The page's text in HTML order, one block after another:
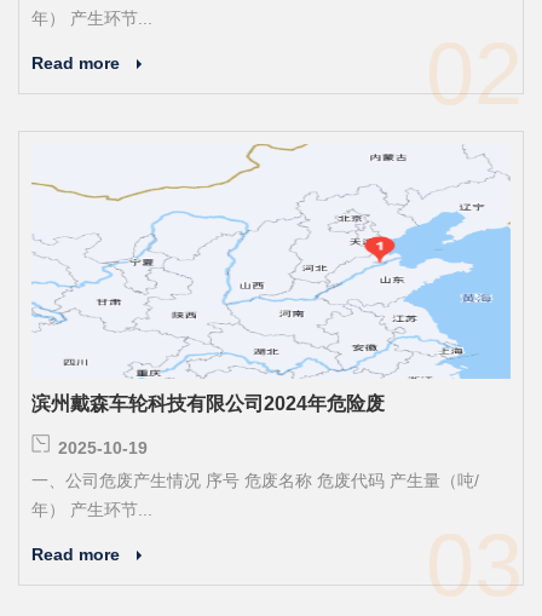
年） 产生环节...
Read more 02
滨州戴森车轮科技有限公司2024年危险废
2025-10-19
一、公司危废产生情况 序号 危废名称 危废代码 产生量（吨/
年） 产生环节...
Read more 03